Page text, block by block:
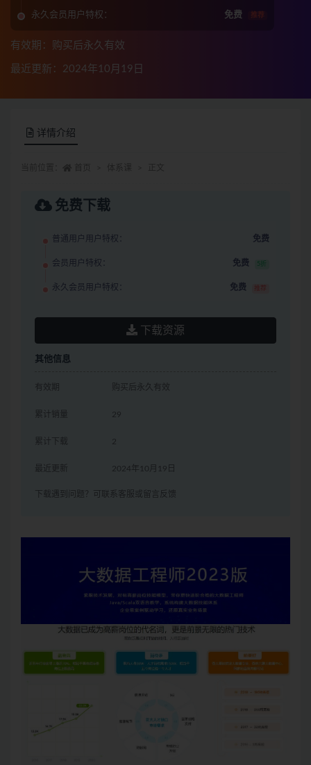
永久会员用户特权： 免费 推荐
有效期：购买后永久有效
最近更新：2024年10月19日
详情介绍
免费下载
普通用户用户特权： 免费
会员用户特权： 免费 5折
永久会员用户特权： 免费 推荐
下载资源
其他信息
有效期 购买后永久有效
累计销量 29
累计下载 2
最近更新 2024年10月19日
下载遇到问题？可联系客服或留言反馈